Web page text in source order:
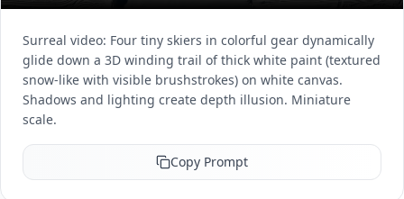
Surreal video: Four tiny skiers in colorful gear dynamically
glide down a 3D winding trail of thick white paint (textured
snow-like with visible brushstrokes) on white canvas.
Shadows and lighting create depth illusion. Miniature
scale.
Copy Prompt